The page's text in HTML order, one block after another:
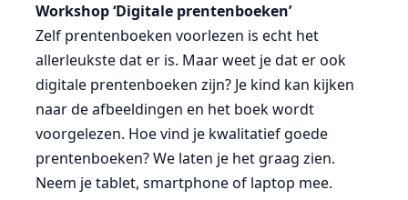
Workshop ‘Digitale prentenboeken’
Zelf prentenboeken voorlezen is echt het
allerleukste dat er is. Maar weet je dat er ook
digitale prentenboeken zijn? Je kind kan kijken
naar de afbeeldingen en het boek wordt
voorgelezen. Hoe vind je kwalitatief goede
prentenboeken? We laten je het graag zien.
Neem je tablet, smartphone of laptop mee.